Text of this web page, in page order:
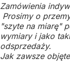
Zamówienia
Prosimy o
"szyte na miarę"
wymiary i jako
odsprzedaży.
Jak zawsze